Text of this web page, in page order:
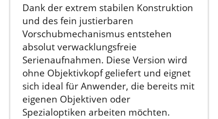
Dank der extrem stabilen Konstruktion
und des fein justierbaren
Vorschubmechanismus entstehen
absolut verwacklungsfreie
Serienaufnahmen. Diese Version wird
ohne Objektivkopf geliefert und eignet
sich ideal für Anwender, die bereits mit
eigenen Objektiven oder
Spezialoptiken arbeiten möchten.